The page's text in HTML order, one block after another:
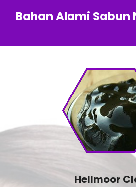
Bahan Alami Sabun
Hellmoor